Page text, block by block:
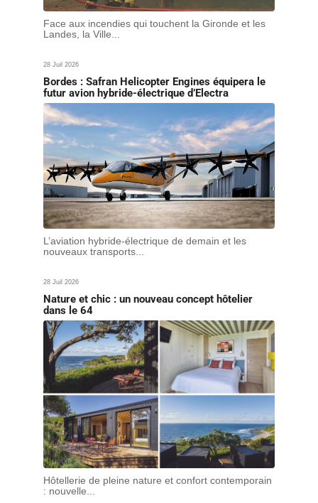
Face aux incendies qui touchent la Gironde et les
Landes, la Ville...
28 Juil 2026
Bordes : Safran Helicopter Engines équipera le
futur avion hybride-électrique d’Electra
L’aviation hybride-électrique de demain et les
nouveaux transports...
28 Juil 2026
Nature et chic : un nouveau concept hôtelier
dans le 64
Hôtellerie de pleine nature et confort contemporain
: nouvelle...